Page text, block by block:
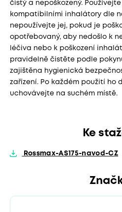
čistý a nepoškozený.
kompatibilními inhalátory dle
nepoužívejte jej, pokud je
opotřebovaný, aby nedošlo k
léčiva nebo k poškození
pravidelně čistěte podle
zajištěna hygienická
zařízení. Po každém použití ho
uchovávejte na suchém místě.
Ke
Rossmax-AS175-navod-CZ